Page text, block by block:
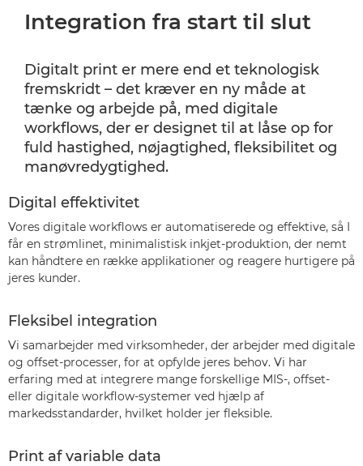
Integration fra start til slut
Digitalt print er mere end et teknologisk
fremskridt – det kræver en ny måde at
tænke og arbejde på, med digitale
workflows, der er designet til at låse op for
fuld hastighed, nøjagtighed, fleksibilitet og
manøvredygtighed.
Digital effektivitet
Vores digitale workflows er automatiserede og effektive, så I
får en strømlinet, minimalistisk inkjet-produktion, der nemt
kan håndtere en række applikationer og reagere hurtigere på
jeres kunder.
Fleksibel integration
Vi samarbejder med virksomheder, der arbejder med digitale
og offset-processer, for at opfylde jeres behov. Vi har
erfaring med at integrere mange forskellige MIS-, offset-
eller digitale workflow-systemer ved hjælp af
markedsstandarder, hvilket holder jer fleksible.
Print af variable data